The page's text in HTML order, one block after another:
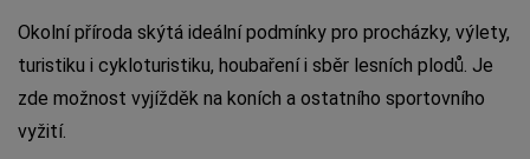
Okolní příroda skýtá ideální podmínky pro procházky, výlety,
turistiku i cykloturistiku, houbaření i sběr lesních plodů. Je
zde možnost vyjížděk na koních a ostatního sportovního
vyžití.